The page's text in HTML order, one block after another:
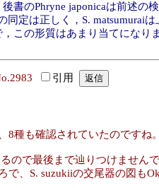
書のPhryne japonicaは前述
定は正しく，S. matsumurai
この形質はあまり当てになり
引用
種も確認されていたのですね。
で最後まで辿りつけませんで
、S. suzukiiの交尾器の図も